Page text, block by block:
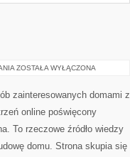
WNĘTRZA
ZOSTAŁA WYŁĄCZONA
zainteresowanych domami z
online poświęcony
To rzeczowe źródło wiedzy
domu. Strona skupia się